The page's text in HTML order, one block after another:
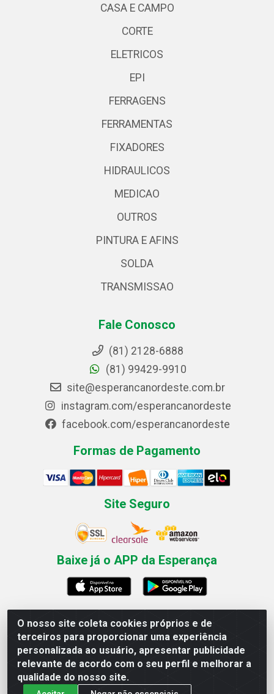
O nosso site coleta cookies próprios e de
terceiros para proporcionar uma experiência
personalizada ao usuário, apresentar publicidade
relevante de acordo com o seu perfil e melhorar a
qualidade do nosso site.
CASA E CAMPO
CORTE
ELETRICOS
EPI
FERRAGENS
FERRAMENTAS
FIXADORES
HIDRAULICOS
MEDICAO
OUTROS
PINTURA E AFINS
SOLDA
TRANSMISSAO
Fale Conosco
(81) 2128-6888
(81) 99429-9910
site@esperancanordeste.com.br
instagram.com/esperancanordeste
facebook.com/esperancanordeste
Formas de Pagamento
Site Seguro
Baixe já o APP da Esperança
Esperança Nordeste - Rua Professor Caldas Filho, 291 -
Estância - Recife / PE CEP: 50771-335 - CNPJ
03.666.136/0001-23